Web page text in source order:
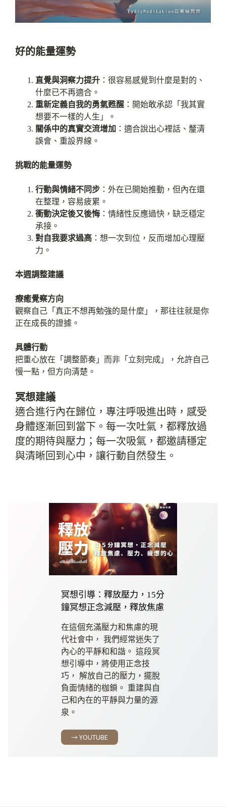
好的能量運勢
直覺與洞察力提升 ：很容易感覺到什麼是對的、
什麼已不再適合。
重新定義自我的勇氣甦醒 ：開始敢承認「我其實
想要不一樣的人生」。
關係中的真實交流增加 ：適合說出心裡話、釐清
誤會、重設界線。
挑戰的能量運勢
行動與情緒不同步 ：外在已開始推動，但內在還
在整理，容易疲累。
衝動決定後又後悔 ：情緒性反應過快，缺乏穩定
承接。
對自我要求過高 ：想一次到位，反而增加心理壓
力。
本週調整建議
療癒覺察方向
觀察自己「真正不想再勉強的是什麼」，那往往就是你
正在成長的證據。
具體行動
把重心放在「調整節奏」而非「立刻完成」，允許自己
慢一點，但方向清楚。
冥想建議
適合進行內在歸位，專注呼吸進出時，感受
身體逐漸回到當下。每一次吐氣，都釋放過
度的期待與壓力；每一次吸氣，都邀請穩定
與清晰回到心中，讓行動自然發生。
冥想引導：釋放壓力，15分
鐘冥想正念減壓，釋放焦慮
在這個充滿壓力和焦慮的現
代社會中， 我們經常迷失了
內心的平靜和和諧。 這段冥
想引導中，將使用正念技
巧， 解放自己的壓力，擺脫
負面情緒的枷鎖。 重建與自
己和內在的平靜與力量的源
泉。
→ YOUTUBE